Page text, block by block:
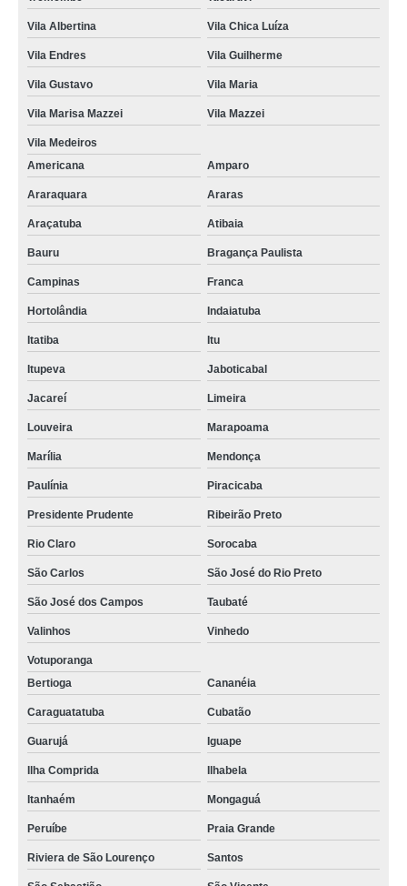
Vila Albertina Vila Chica Luíza
Vila Endres Vila Guilherme
Vila Gustavo Vila Maria
Vila Marisa Mazzei Vila Mazzei
Vila Medeiros
Americana
Amparo
Araraquara Araras
Araçatuba Atibaia
Bauru Bragança Paulista
Campinas Franca
Hortolândia Indaiatuba
Itatiba Itu
Itupeva Jaboticabal
Jacareí Limeira
Louveira Marapoama
Marília Mendonça
Paulínia Piracicaba
Presidente Prudente Ribeirão Preto
Rio Claro Sorocaba
São Carlos São José do Rio Preto
São José dos Campos Taubaté
Valinhos Vinhedo
Votuporanga
Bertioga
Cananéia
Caraguatatuba Cubatão
Guarujá Iguape
Ilha Comprida Ilhabela
Itanhaém Mongaguá
Peruíbe Praia Grande
Riviera de São Lourenço Santos